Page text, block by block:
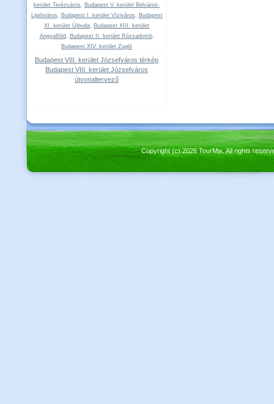
kerület Terézváros, Budapest V. kerület Belváros-
Lipótváros, Budapest I. kerület Víziváros, Budapest
XI. kerület Újbuda, Budapest XIII. kerület
Angyalföld, Budapest II. kerület Rózsadomb,
Budapest XIV. kerület Zugló
Budapest VIII. kerület Józsefváros térkép
Budapest VIII. kerület Józsefváros
útvonaltervező
Copyright (c) 2026 TourMix. All rights